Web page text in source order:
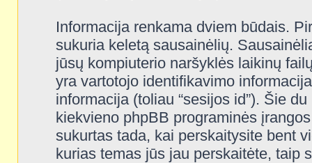
Informacija renkama dviem būdais.
sukuria keletą sausainėlių.
jūsų kompiuterio naršyklės laikinų
yra vartotojo identifikavimo
informacija (toliau “sesijos id”). Šie
kiekvieno phpBB programinės
sukurtas tada, kai perskaitysite bent
kurias temas jūs jau perskaitėte, taip